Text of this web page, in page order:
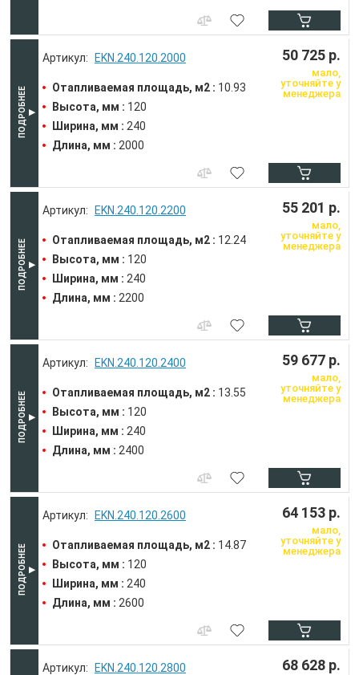
EKN.240.120.2000
Отапливаемая площадь, м2 : 10.93
Высота, мм : 120
Ширина, мм : 240
Длина, мм : 2000
50 725 р.
мало,
уточняйте у
менеджера
EKN.240.120.2200
Отапливаемая площадь, м2 : 12.24
Высота, мм : 120
Ширина, мм : 240
Длина, мм : 2200
55 201 р.
мало,
уточняйте у
менеджера
EKN.240.120.2400
Отапливаемая площадь, м2 : 13.55
Высота, мм : 120
Ширина, мм : 240
Длина, мм : 2400
59 677 р.
мало,
уточняйте у
менеджера
EKN.240.120.2600
Отапливаемая площадь, м2 : 14.87
Высота, мм : 120
Ширина, мм : 240
Длина, мм : 2600
64 153 р.
мало,
уточняйте у
менеджера
EKN.240.120.2800 68 628 р.